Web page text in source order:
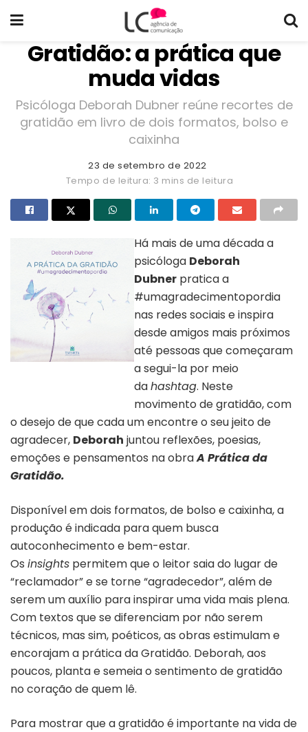
Gratidão: a prática que
muda vidas
Psicóloga Deborah Dubner reúne recortes de
gratidão em livro de dois formatos, bolso e
caixinha
23 de setembro de 2022
Tempo de leitura: 3 mins de leitura
Há mais de uma década a
psicóloga Deborah
Dubner pratica a
#umagradecimentopordia
nas redes sociais e inspira
desde amigos mais próximos
até pessoas que começaram
a segui-la por meio
dahashtag. Neste
movimento de gratidão, com
o desejo de que cada um encontre o seu jeito de
agradecer, Deborah juntou reflexões, poesias,
emoções e pensamentos na obraA Prática da
Gratidão.
Disponível em dois formatos, de bolso e caixinha, a
produção é indicada para quem busca
autoconhecimento e bem-estar.
Os insights permitem que o leitor saia do lugar de
“reclamador” e se torne “agradecedor”, além de
serem um auxílio para inspirar uma vida mais plena.
Com textos que se diferenciam por não serem
técnicos, mas sim, poéticos, as obras estimulam e
encorajam a prática da Gratidão. Deborah, aos
poucos, planta e semeia o sentimento de gratidão
no coração de quem lê.
Para mostrar que a gratidão é importante na vida de